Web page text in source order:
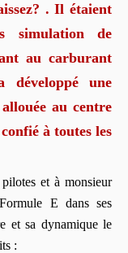
. Il étaient
simulation de
au carburant
développé une
au centre
à toutes les
et à monsieur
E dans ses
et sa dynamique le
: